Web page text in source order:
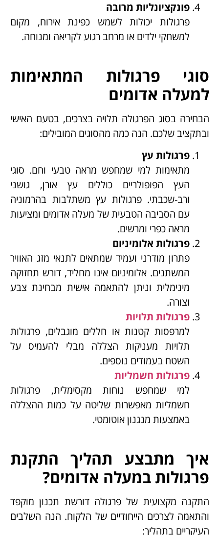
פונקציונליות מרובה
פרגולות יכולות לשמש כפינת אירוח, מקום
למשחקי ילדים או מרחב רגוע לקריאה ומנוחה.
סוגי פרגולות המתאימות
למעלה אדומים
הבחירה בסוג הפרגולה תלויה בצרכים, בטעם האישי
ובתקציב שלכם. הנה כמה מהסוגים המובילים:
פרגולות עץ
מתאימות למי שמחפש מראה טבעי וחם. סוגי
העץ הפופולריים כוללים עץ אורן, גושני
ורב-שכבתי. פרגולות עץ משתלבות בהרמוניה
עם הסביבה הטבעית של מעלה אדומים ומציעות
מראה כפרי ומרשים.
פרגולות אלומיניום
פתרון מודרני ועמיד שמתאים לתנאי מזג האוויר
המשתנים. אלומיניום אינו מחליד, דורש תחזוקה
מינימלית וניתן להתאמה אישית מבחינת צבע
וצורה.
פרגולות תלויות
למרפסות קטנות או חללים מוגבלים, פרגולות
תלויות מעניקות הצללה מבלי להעמיס על
השטח בעמודים נוספים.
פרגולות חשמליות
למי שמחפש נוחות מקסימלית, פרגולות
חשמליות מאפשרות שליטה על כמות ההצללה
באמצעות מנגנון אוטומטי.
איך מתבצע תהליך התקנת
פרגולות במעלה אדומים?
התקנה מקצועית של פרגולה דורשת תכנון מוקפד
והתאמה לצרכים הייחודיים של הלקוח. הנה השלבים
העיקריים בתהליך: